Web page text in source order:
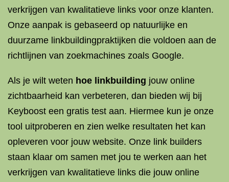
verkrijgen van kwalitatieve links voor onze klanten.
Onze aanpak is gebaseerd op natuurlijke en
duurzame linkbuildingpraktijken die voldoen aan de
richtlijnen van zoekmachines zoals Google.
Als je wilt weten hoe linkbuilding jouw online
zichtbaarheid kan verbeteren, dan bieden wij bij
Keyboost een gratis test aan. Hiermee kun je onze
tool uitproberen en zien welke resultaten het kan
opleveren voor jouw website. Onze link builders
staan klaar om samen met jou te werken aan het
verkrijgen van kwalitatieve links die jouw online